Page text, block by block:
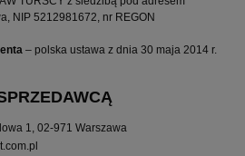
NIP 5212981672, nr REGON
– polska ustawa z dnia 30 maja 2014 r.
1, 02-971 Warszawa